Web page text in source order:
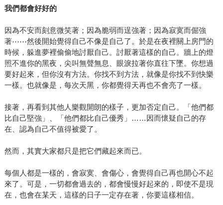
我們都會好好的
因為不安而刻意微笑著；因為脆弱而逞強著；因為寂寞而倔強
著⋯⋯然後開始覺得自己不像是自己了。於是在夜裡關上房門的
時候，躲進夢裡偷偷地討厭自己。討厭著這樣的自己。牆上的燈
照不進你的黑夜，尖叫無聲無息、眼淚拉著你直往下墜。你想過
要好起來，但你沒有方法。你找不到方法，就像是你找不到快樂
一樣。也就像是，每次天黑，你都覺得天再也不會亮了一樣。
接著，再看到其他人樂觀開朗的樣子，更加否定自己。「他們都
比自己堅強」、「他們都比自己優秀」……因而懷疑自己的存
在、認為自己不值得被愛了。
然而，其實大家都只是把它們藏起來而已。
每個人都是一樣的，會寂寞、會傷心，會覺得自己再也開心不起
來了。可是，一切都會過去的，都會慢慢好起來的，即使不是現
在，也會在某天，這樣的日子一定存在著，你要這樣相信。